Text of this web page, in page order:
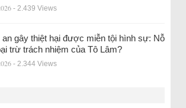
- 2.439 Views
an gây thiệt hại được miễn tội hình sự: Nỗ
trừ trách nhiệm của Tô Lâm?
- 2.344 Views